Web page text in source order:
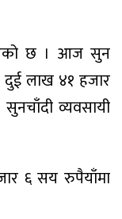
छ । आज सुन
लाख ४१ हजार
व्यवसायी
६ सय रुपैयाँमा